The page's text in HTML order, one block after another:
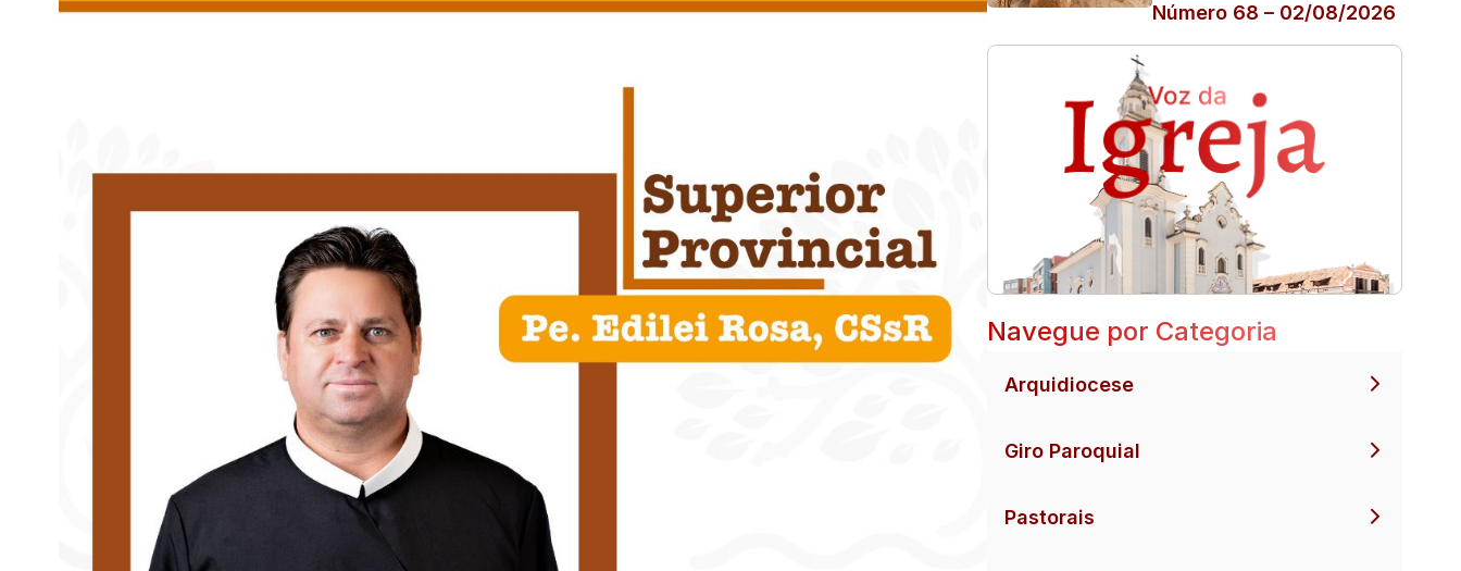
Número 68 – 02/08/2026
Navegue por Categoria
Arquidiocese
Giro Paroquial
Pastorais